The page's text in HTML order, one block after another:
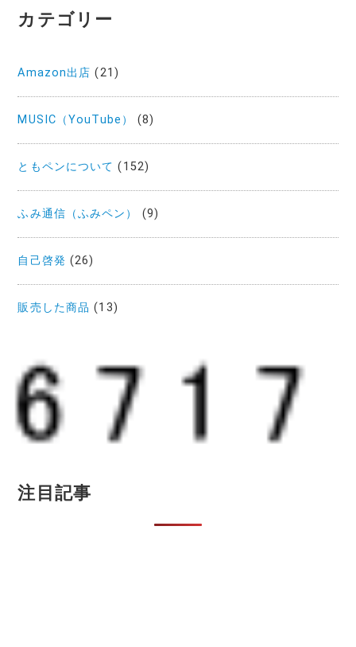
ー
ョ
カテゴリー
Amazon出店 (21)
MUSIC（YouTube） (8)
ともペンについて (152)
ふみ通信（ふみペン） (9)
自己啓発 (26)
販売した商品 (13)
注目記事